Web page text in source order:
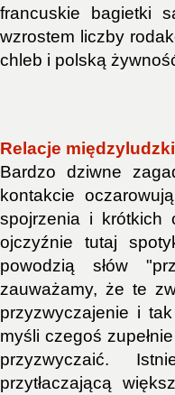
francuskie bagietki
wzrostem liczby
chleb i polską
Relacje
Bardzo dziwne
kontakcie
spojrzenia i krótkich
ojczyźnie tutaj
powodzią słów
zauważamy, że te
przyzwyczajenie i
myśli czegoś
przyzwyczaić.
przytłaczającą